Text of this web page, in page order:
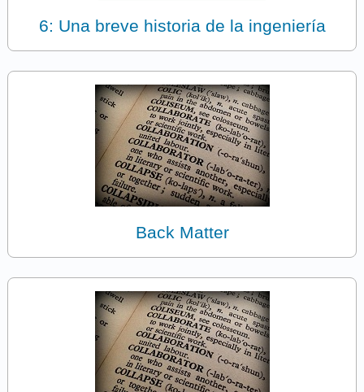
6: Una breve historia de la ingeniería
Back Matter